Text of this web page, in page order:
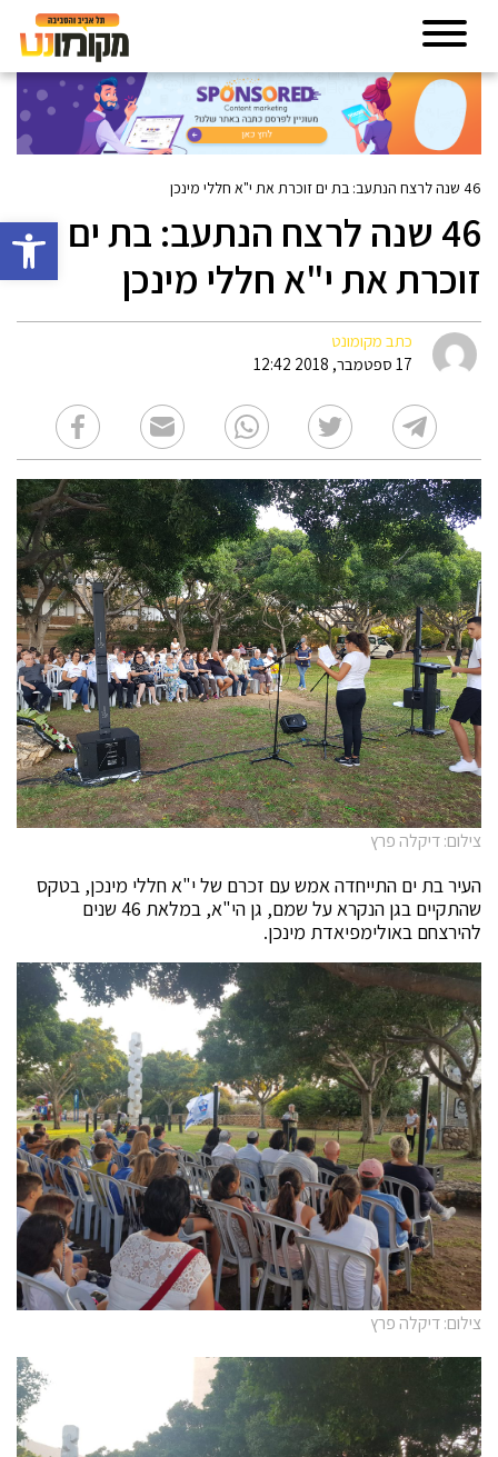
פתח
46 שנה לרצח הנתעב: בת ים זוכרת את י"א חללי מינכן
46 שנה לרצח הנתעב: בת ים
זוכרת את י"א חללי מינכן
כתב מקומונט
17 ספטמבר, 2018 12:42
צילום: דיקלה פרץ
העיר בת ים התייחדה אמש עם זכרם של י"א חללי מינכן, בטקס
שהתקיים בגן הנקרא על שמם, גן הי"א, במלאת 46 שנים
להירצחם באולימפיאדת מינכן.
צילום: דיקלה פרץ